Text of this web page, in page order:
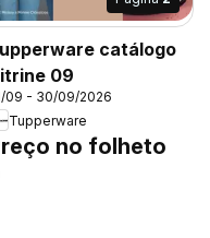
catálogo
09
09 - 30/09/2026
Tupperware
no folheto